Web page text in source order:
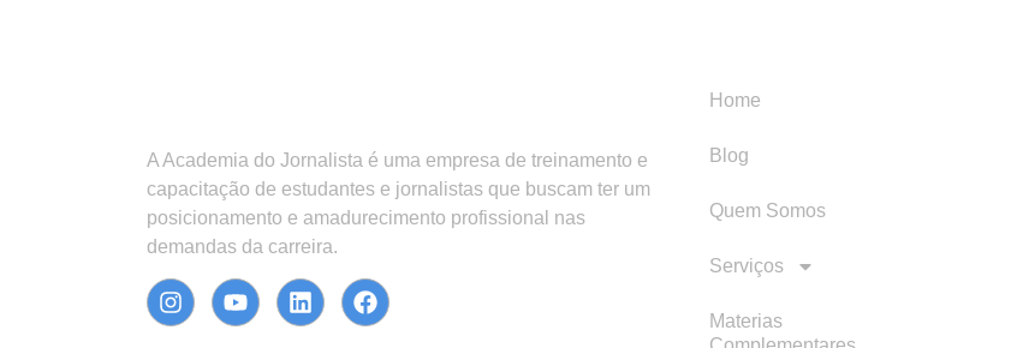
A Academia do Jornalista é uma empresa de treinamento e
capacitação de estudantes e jornalistas que buscam ter um
posicionamento e amadurecimento profissional nas
demandas da carreira.
Home
Blog
Quem Somos
Serviços
Materias